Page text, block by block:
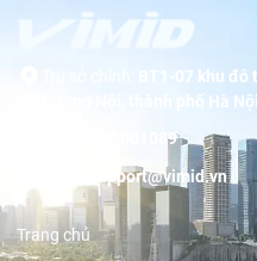
BT1-07 khu
Dương Nội, thành phố Hà
19001089
support@vimid.vn
Trang chủ